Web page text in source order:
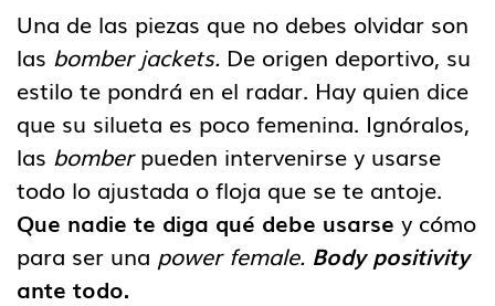
Una de las piezas que no debes olvidar son
las bomber jackets. De origen deportivo, su
estilo te pondrá en el radar. Hay quien dice
que su silueta es poco femenina. Ignóralos,
las bomberpueden intervenirse y usarse
todo lo ajustada o floja que se te antoje.
Que nadie te diga qué debe usarse y cómo
para ser una power female. Body positivity
ante todo.